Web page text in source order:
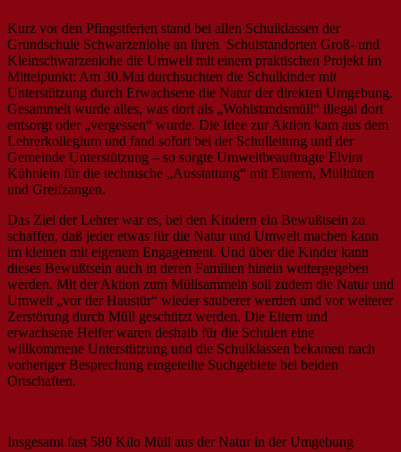
Kurz vor den Pfingstferien stand bei allen Schulklassen der
Grundschule Schwarzenlohe an ihren Schulstandorten Groß- und
Kleinschwarzenlohe die Umwelt mit einem praktischen Projekt im
Mittelpunkt: Am 30.Mai durchsuchten die Schulkinder mit
Unterstützung durch Erwachsene die Natur der direkten Umgebung.
Gesammelt wurde alles, was dort als „Wohlstandsmüll“ illegal dort
entsorgt oder „vergessen“ wurde. Die Idee zur Aktion kam aus dem
Lehrerkollegium und fand sofort bei der Schulleitung und der
Gemeinde Unterstützung – so sorgte Umweltbeauftragte Elvira
Kühnlein für die technische „Ausstattung“ mit Eimern, Mülltüten
und Greifzangen.
Das Ziel der Lehrer war es, bei den Kindern ein Bewußtsein zu
schaffen, daß jeder etwas für die Natur und Umwelt machen kann
im kleinen mit eigenem Engagement. Und über die Kinder kann
dieses Bewußtsein auch in deren Familien hinein weitergegeben
werden. Mit der Aktion zum Müllsammeln soll zudem die Natur und
Umwelt „vor der Haustür“ wieder sauberer werden und vor weiterer
Zerstörung durch Müll geschützt werden. Die Eltern und
erwachsene Helfer waren deshalb für die Schulen eine
willkommene Unterstützung und die Schulklassen bekamen nach
vorheriger Besprechung eingeteilte Suchgebiete bei beiden
Ortschaften.
Insgesamt fast 580 Kilo Müll aus der Natur in der Umgebung